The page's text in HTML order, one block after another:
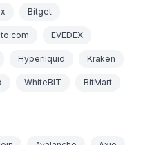
Bitget
EVEDEX
Hyperliquid Kraken
WhiteBIT BitMart